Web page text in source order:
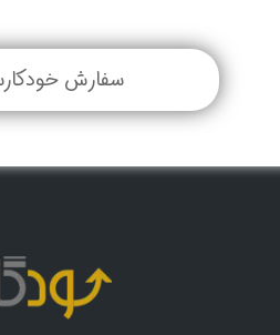
سفارش